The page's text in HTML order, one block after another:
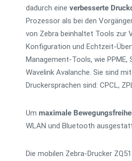
dadurch eine verbesserte
Prozessor als bei den
von Zebra beinhaltet Tools zur
Konfiguration und Echtzeit-
Management-Tools, wie PPME,
Wavelink Avalanche. Sie sind
Druckersprachen sind: CPCL,
Um maximale
WLAN und Bluetooth
Die mobilen Zebra-Drucker